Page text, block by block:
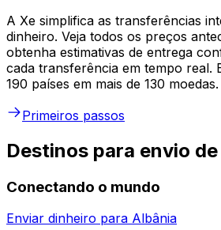
A Xe simplifica as transferências
dinheiro. Veja todos os preços
obtenha estimativas de entrega
cada transferência em tempo real.
190 países em mais de 130 moedas.
Primeiros passos
Destinos para envio
Conectando o mundo
Enviar dinheiro para Albânia